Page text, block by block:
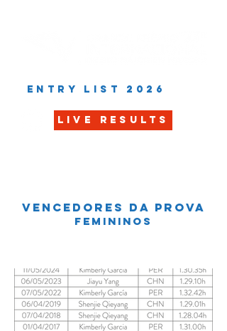
ENTRY LIST 2026
LIVE RESULTS
vencedores da prova
femininos